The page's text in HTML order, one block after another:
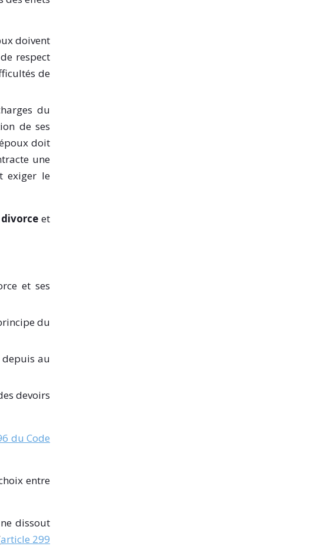
doivent
respect
de
du
de ses
doit
une
exiger le
divorce et
et ses
du
au
devoirs
du Code
entre
dissout
article 299